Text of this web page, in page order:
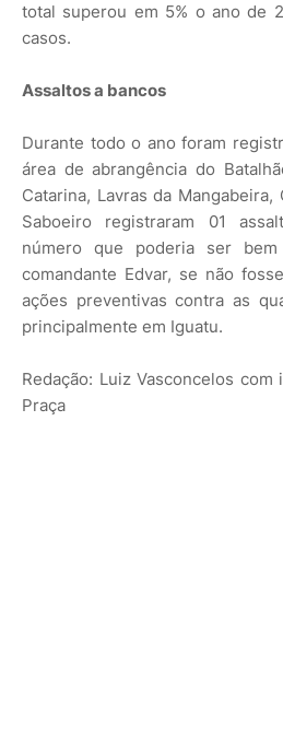
total superou em 5% o ano de
casos.
Assaltos a bancos
Durante todo o ano foram
área de abrangência do
Catarina, Lavras da
Saboeiro registraram 01
número que poderia ser
comandante Edvar, se não
ações preventivas contra as
principalmente em Iguatu.
Redação: Luiz Vasconcelos
Praça